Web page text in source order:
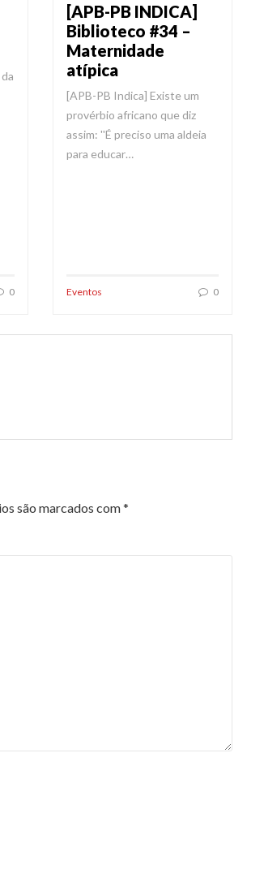
0
[APB-PB INDICA]
Biblioteco #34 –
Maternidade
atípica
[APB-PB Indica] Existe um
provérbio africano que diz
assim: ''É preciso uma aldeia
para educar…
Eventos 0
são marcados com*